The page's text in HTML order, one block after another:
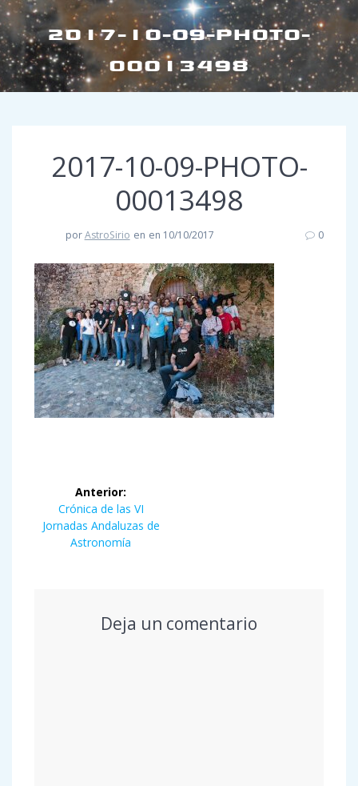
2017-10-09-PHOTO-
00013498
2017-10-09-PHOTO-
00013498
porAstroSirio en en 10/10/2017 0
Navegación
de
entradas
Anterior:
Entrada
anterior:
Crónica de las VI
Jornadas Andaluzas de
Astronomía
Deja un comentario